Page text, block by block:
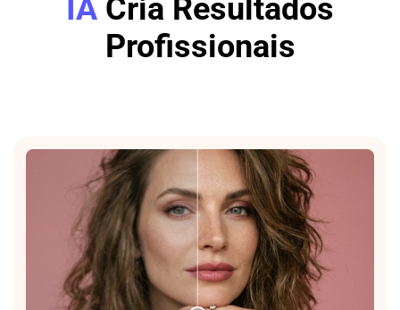
IA Cria Resultados
Profissionais